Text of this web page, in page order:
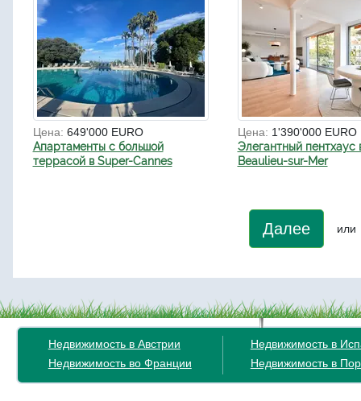
Цена: 649'000 EURO
Апартаменты с большой
террасой в Super-Cannes
Цена: 1'390'000 EURO
Элегантный пентхаус
Beaulieu-sur-Mer
Далее или
Недвижимость в Австрии
Недвижимость во Франции
Недвижимость в
Недвижимость в